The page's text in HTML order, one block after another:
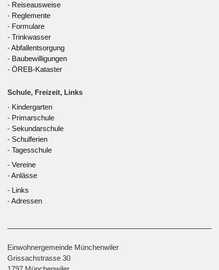
- Reiseausweise
- Reglemente
- Formulare
- Trinkwasser
-Abfallentsorgung
- Baubewilligungen
- ÖREB-Kataster
Schule, Freizeit, Links
- Kindergarten
- Primarschule
- Sekundarschule
- Schulferien
- Tagesschule
- Vereine
-Anlässe
- Links
-Adressen
Einwohnergemeinde Münchenwiler
Grissachstrasse 30